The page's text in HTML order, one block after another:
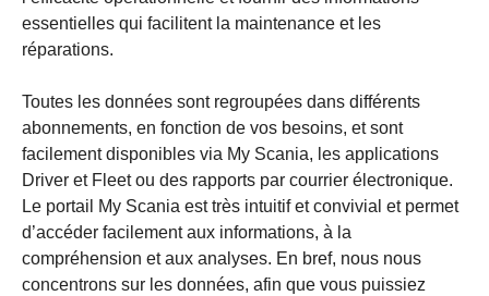
essentielles qui facilitent la maintenance et les
réparations.
Toutes les données sont regroupées dans différents
abonnements, en fonction de vos besoins, et sont
facilement disponibles via My Scania, les applications
Driver et Fleet ou des rapports par courrier électronique.
Le portail My Scania est très intuitif et convivial et permet
d’accéder facilement aux informations, à la
compréhension et aux analyses. En bref, nous nous
concentrons sur les données, afin que vous puissiez